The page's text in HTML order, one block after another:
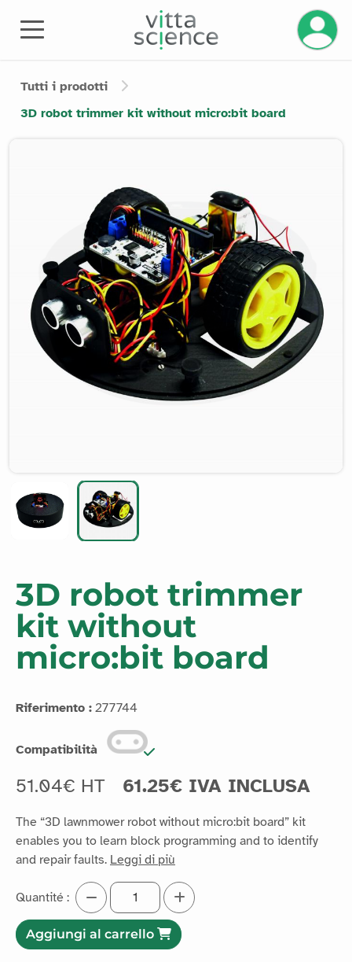
Tutti i prodotti
3D robot trimmer kit without micro:bit board
3D robot trimmer
kit without
micro:bit board
Riferimento : 277744
Compatibilità
51.04€ HT 61.25€ IVA INCLUSA
The “3D lawnmower robot without micro:bit board” kit
enables you to learn block programming and to identify
and repair faults. Leggi di più
Quantité :
Aggiungi al carrello